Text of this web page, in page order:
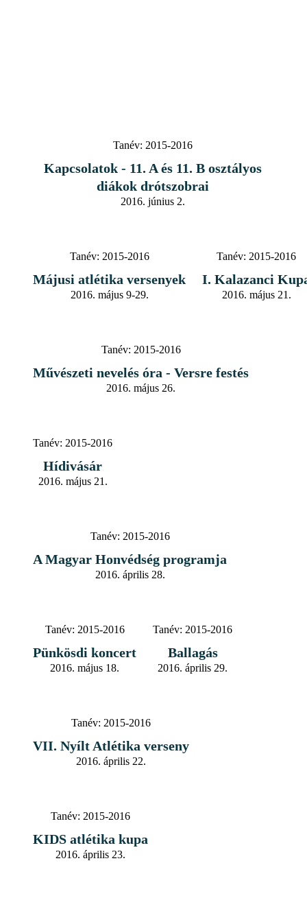
Tanév: 2015-2016
Kapcsolatok - 11. A és 11. B osztályos
diákok drótszobrai
2016. június 2.
Tanév: 2015-2016
Májusi atlétika versenyek
2016. május 9-29.
Tanév: 2015-2016
I. Kalazanci
2016. május 21.
Tanév: 2015-2016
Művészeti nevelés óra - Versre festés
2016. május 26.
Tanév: 2015-2016
Hídivásár
2016. május 21.
Tanév: 2015-2016
A Magyar Honvédség programja
2016. április 28.
Tanév: 2015-2016
Pünkösdi koncert
2016. május 18.
Tanév: 2015-2016
Ballagás
2016. április 29.
Tanév: 2015-2016
VII. Nyílt Atlétika verseny
2016. április 22.
Tanév: 2015-2016
KIDS atlétika kupa
2016. április 23.